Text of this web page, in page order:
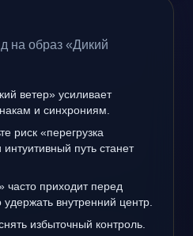
на образ «Дикий
ветер» усиливает
и синхрониям.
риск «перегрузка
путь станет
часто приходит перед
внутренний центр.
избыточный контроль.